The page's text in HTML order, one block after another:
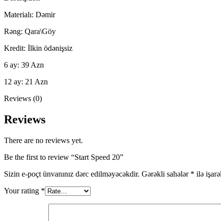
Materialı: Dəmir
Rəng: Qara\Göy
Kredit: İlkin ödənişsiz
6 ay: 39 Azn
12 ay: 21 Azn
Reviews (0)
Reviews
There are no reviews yet.
Be the first to review “Start Speed 20”
Sizin e-poçt ünvanınız dərc edilməyəcəkdir. Gərəkli sahələr * ilə
Your rating *